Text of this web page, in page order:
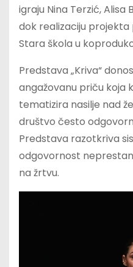
igraju Nina Terzić, Alisa
dok realizaciju
Stara škola u
Predstava „Kriva“
angažovanu priču koja
tematizira nasilje nad
društvo često
Predstava razotkriva
odgovornost
na žrtvu.